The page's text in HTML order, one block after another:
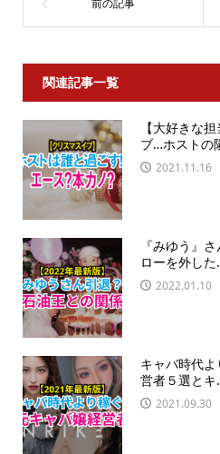
関連記事一覧
【大好きな
ブ…ホストの
2021.11.16
『みゆう』
ローを外した
2022.01.10
キャバ時代
営者５選とキ
2021.09.30